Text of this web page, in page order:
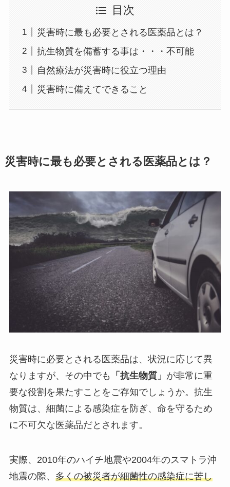
目次
災害時に最も必要とされる医薬品とは？
抗生物質を備蓄する事は・・・不可能
自然療法が災害時に役立つ理由
災害時に備えてできること
災害時に最も必要とされる医薬品とは？
災害時に必要とされる医薬品は、状況に応じて異
なりますが、その中でも
「抗生物質」 が非常に重
要な役割を果たすことをご存知でしょうか。抗生
物質は、細菌による感染症を防ぎ、命を守るため
に不可欠な医薬品だとされます。
実際、2010年のハイチ地震や2004年のスマトラ沖
地震の際、 多くの被災者が細菌性の感染症に苦し